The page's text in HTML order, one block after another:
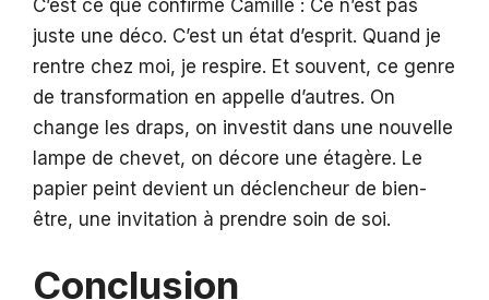
C’est ce que confirme Camille : Ce n’est pas
juste une déco. C’est un état d’esprit. Quand je
rentre chez moi, je respire. Et souvent, ce genre
de transformation en appelle d’autres. On
change les draps, on investit dans une nouvelle
lampe de chevet, on décore une étagère. Le
papier peint devient un déclencheur de bien-
être, une invitation à prendre soin de soi.
Conclusion